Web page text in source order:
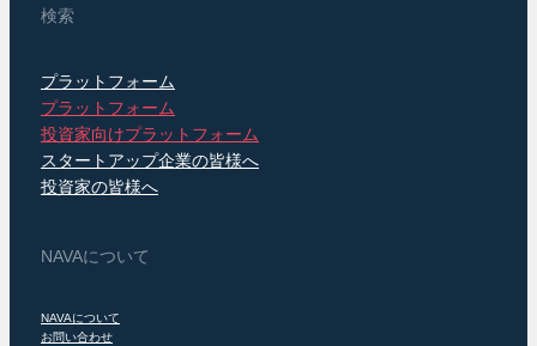
検索
プラットフォーム
プラットフォーム
投資家向けプラットフォーム
スタートアップ企業の皆様へ
投資家の皆様へ
NAVAについて
NAVAについて
お問い合わせ